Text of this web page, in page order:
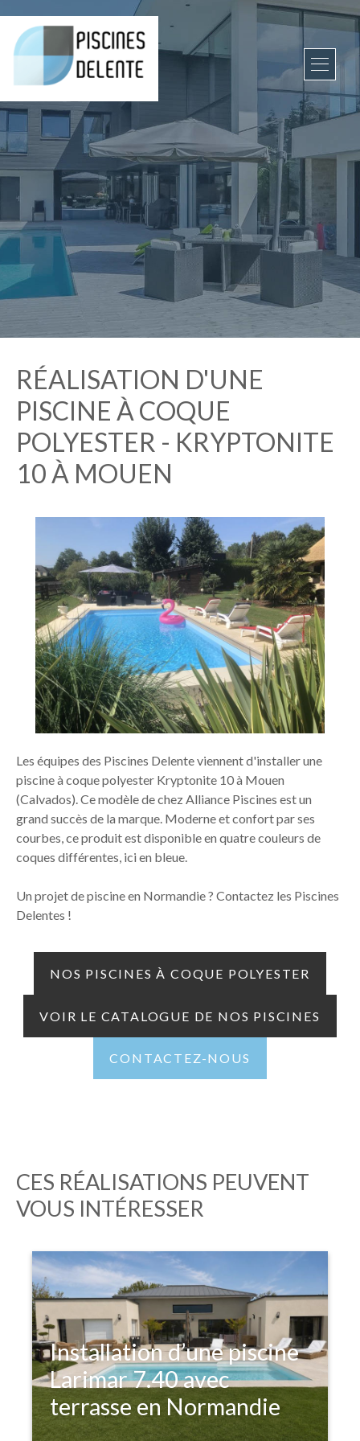
RÉALISATION D'UNE
PISCINE À COQUE
POLYESTER - KRYPTONITE
10 À MOUEN
Les équipes des Piscines Delente viennent d'installer une
piscine à coque polyester Kryptonite 10 à Mouen
(Calvados). Ce modèle de chez Alliance Piscines est un
grand succès de la marque. Moderne et confort par ses
courbes, ce produit est disponible en quatre couleurs de
coques différentes, ici en bleue.
Un projet de piscine en Normandie ? Contactez les Piscines
Delentes !
NOS PISCINES À COQUE POLYESTER
VOIR LE CATALOGUE DE NOS PISCINES
CONTACTEZ-NOUS
CES RÉALISATIONS PEUVENT
VOUS INTÉRESSER
Installation d’une piscine
Larimar 7.40 avec
terrasse en Normandie
Panneau de gestion des cookies